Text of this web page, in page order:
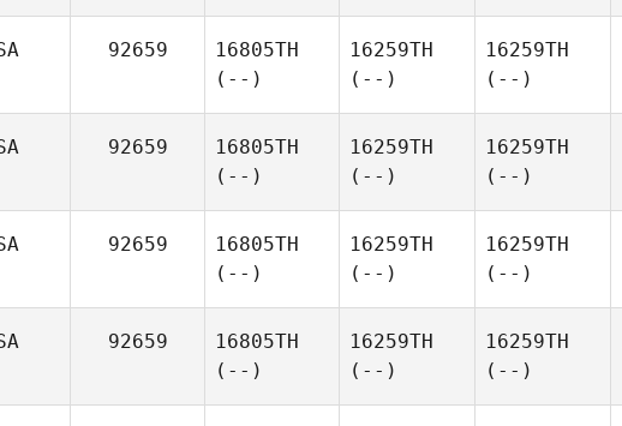
92659
16805TH
(--)
16259TH
(--)
16259TH
(--)
92659
16805TH
(--)
16259TH
(--)
16259TH
(--)
92659
16805TH
(--)
16259TH
(--)
16259TH
(--)
92659
16805TH
(--)
16259TH
(--)
16259TH
(--)